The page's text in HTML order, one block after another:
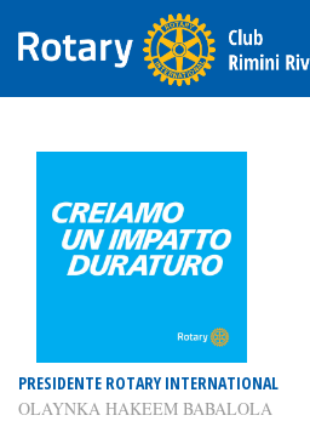
PRESIDENTE ROTARY INTERNATIONAL
OLAYNKA HAKEEM BABALOLA